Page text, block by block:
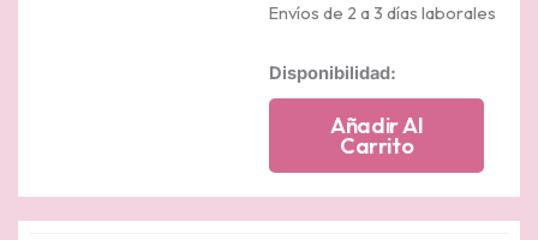
Envíos de 2 a 3 días laborales
Disponibilidad:
Pendientes
oro
Añadir Al
Carrito